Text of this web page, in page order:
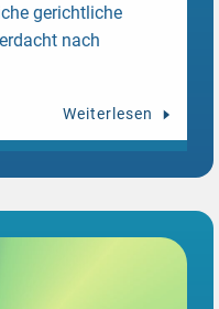
gerichtliche
nach
Weiterlesen